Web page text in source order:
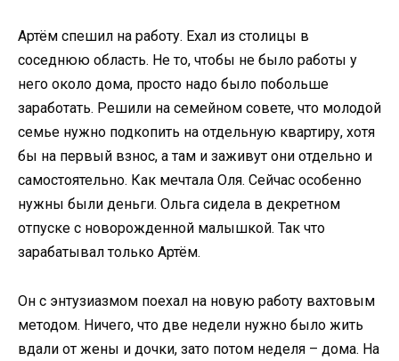
Артём спешил на работу. Ехал из столицы в
соседнюю область. Не то, чтобы не было работы у
него около дома, просто надо было побольше
заработать. Решили на семейном совете, что молодой
семье нужно подкопить на отдельную квартиру, хотя
бы на первый взнос, а там и заживут они отдельно и
самостоятельно. Как мечтала Оля. Сейчас особенно
нужны были деньги. Ольга сидела в декретном
отпуске с новорожденной малышкой. Так что
зарабатывал только Артём.
Он с энтузиазмом поехал на новую работу вахтовым
методом. Ничего, что две недели нужно было жить
вдали от жены и дочки, зато потом неделя – дома. На